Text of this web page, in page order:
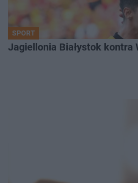
SPORT
Jagiellonia Białystok kontra